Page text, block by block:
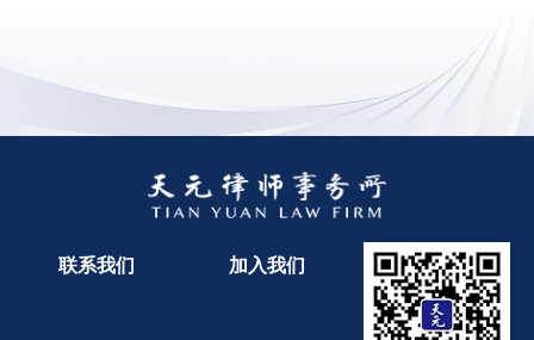
联系我们 加入我们